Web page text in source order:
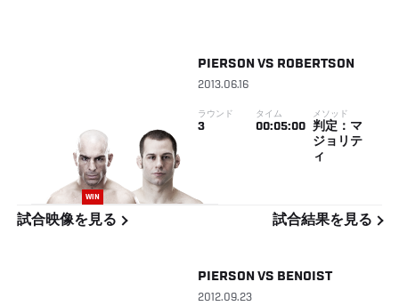
WIN
PIERSON VS ROBERTSON
2013.06.16
ラウンド
3
タイム
00:05:00
メソッド
判定：マ
ジョリテ
ィ
試合映像を見る 試合結果を見る
PIERSON VS BENOIST
2012.09.23